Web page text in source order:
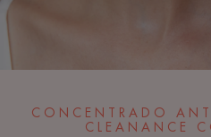
CONCENTRADO
CLEANANCE